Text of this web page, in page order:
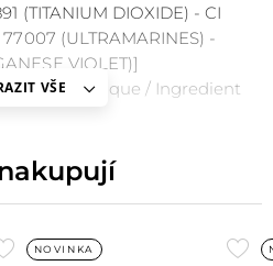
(TITANIUM DIOXIDE) - CI
(ULTRAMARINES) -
VIOLET)]
Biologique / Ingredient
VŠE
PřidatNOVINKA